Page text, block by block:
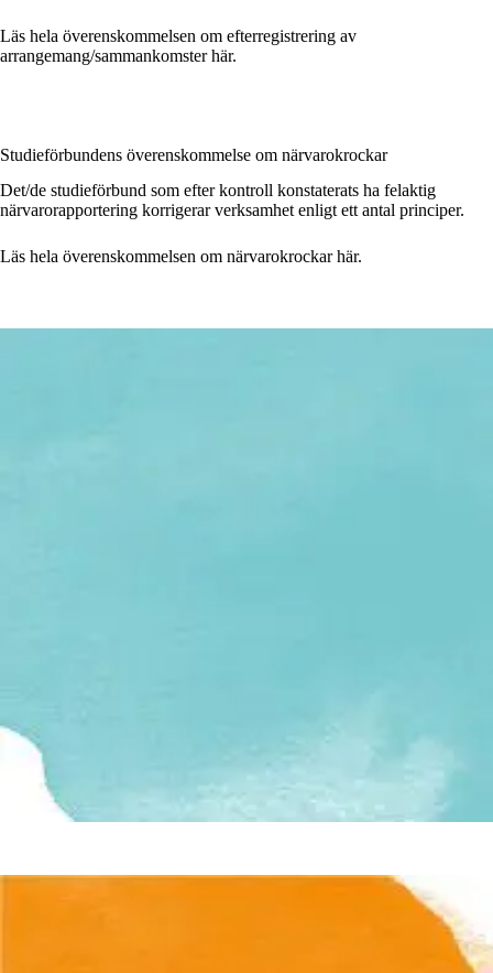
Läs hela överenskommelsen om efterregistrering av
arrangemang/sammankomster här.
Studieförbundens överenskommelse om närvarokrockar
Det/de studieförbund som efter kontroll konstaterats ha felaktig
närvarorapportering korrigerar verksamhet enligt ett antal principer.
Läs hela överenskommelsen om närvarokrockar här.